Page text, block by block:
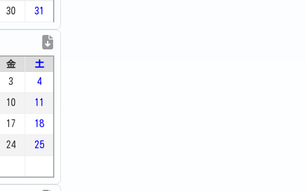
30 31
金
土
3 4
10 11
17 18
24 25